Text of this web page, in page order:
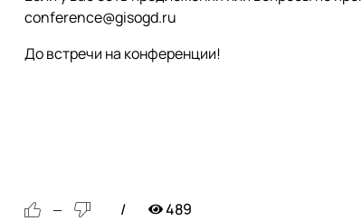
conference@gisogd.ru
До встречи на конференции!
— 489